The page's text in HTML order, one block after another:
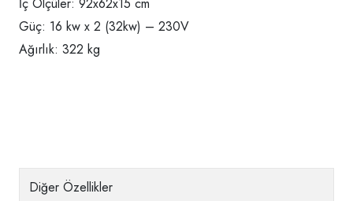
İç Ölçüler: 92x62x15 cm
Güç: 16 kw x 2 (32kw) – 230V
Ağırlık: 322 kg
Diğer Özellikler